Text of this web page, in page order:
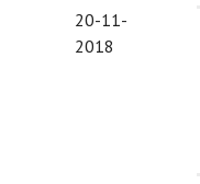
20-11-
2018